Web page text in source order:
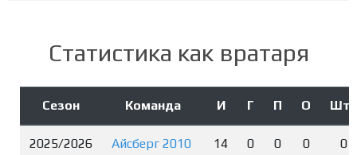
Статистика как вратаря
Сезон Команда И Г П О Штр
2025/2026
Айсберг 2010
14 0 0 0 0